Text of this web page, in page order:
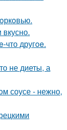
другoe.
не диеты, а
соусе - нежно,